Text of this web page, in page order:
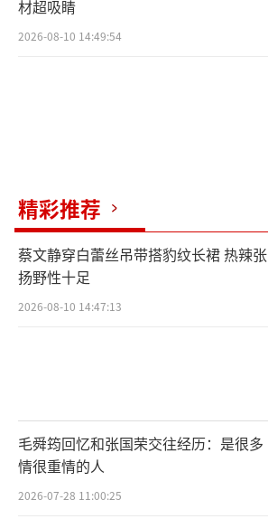
材超吸睛
2026-08-10 14:49:54
精彩推荐
蔡文静穿白蕾丝吊带搭豹纹长裙 热辣张
扬野性十足
2026-08-10 14:47:13
毛舜筠回忆和张国荣交往经历：是很多
情很重情的人
2026-07-28 11:00:25